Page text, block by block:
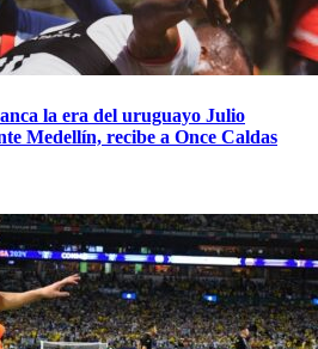
la era del uruguayo Julio
Medellín, recibe a Once Caldas